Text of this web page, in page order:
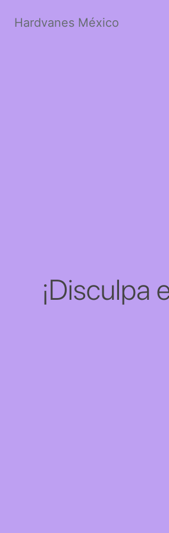
Hardvanes México
¡Disculpa